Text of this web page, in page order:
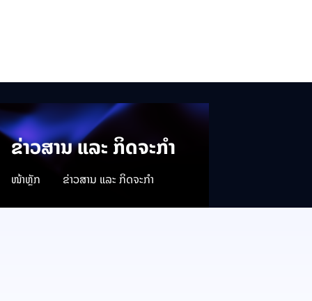
ຂ່າວສານ ແລະ ກິດຈະກຳ
ໜ້າຫຼັກ ຂ່າວສານ ແລະ ກິດຈະກຳ